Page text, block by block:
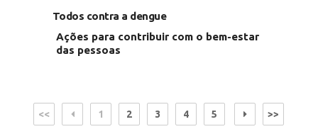
Todos contra a dengue
Ações para contribuir com o bem-estar
das pessoas
<< 1 2 3 4 5 >>